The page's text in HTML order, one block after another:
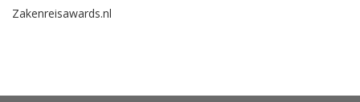
Zakenreisawards.nl